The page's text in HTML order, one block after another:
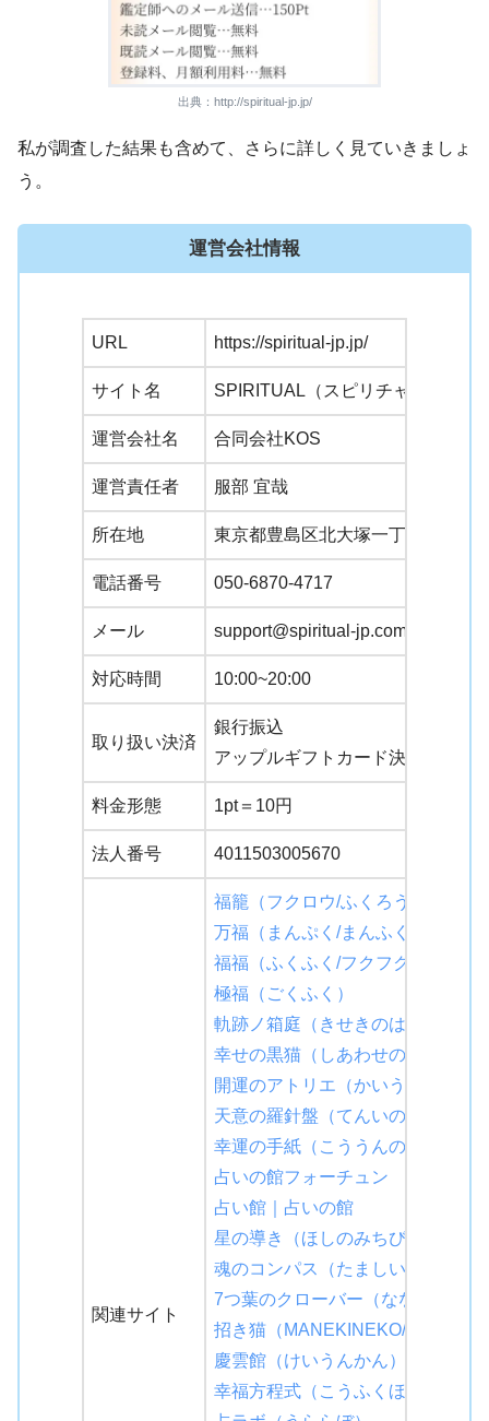
出典：http://spiritual-jp.jp/
私が調査した結果も含めて、さらに詳しく見ていきましょ
う。
運営会社情報
URL https://spiritual-jp.jp/
サイト名 SPIRITUAL（スピリチャル）
運営会社名 合同会社KOS
運営責任者 服部 宜哉
所在地 東京都豊島区北大塚一丁目15番
電話番号 050-6870-4717
メール support@spiritual-jp.com
対応時間 10:00~20:00
取り扱い決済
銀行振込
アップルギフトカード決済
料金形態 1pt＝10円
法人番号 4011503005670
関連サイト
福籠（フクロウ/ふくろう）
万福（まんぷく/まんふく）
福福（ふくふく/フクフク/fukufuku
極福（ごくふく）
軌跡ノ箱庭（きせきのはこにわ）
幸せの黒猫（しあわせのくろねこ
開運のアトリエ（かいうんのあと
天意の羅針盤（てんいのらしんば
幸運の手紙（こううんのてがみ）
占いの館フォーチュン
占い館｜占いの館
星の導き（ほしのみちびき）
魂のコンパス（たましいのこんぱ
7つ葉のクローバー（ななつばの
招き猫（MANEKINEKO/まねきね
慶雲館（けいうんかん）
幸福方程式（こうふくほうていし